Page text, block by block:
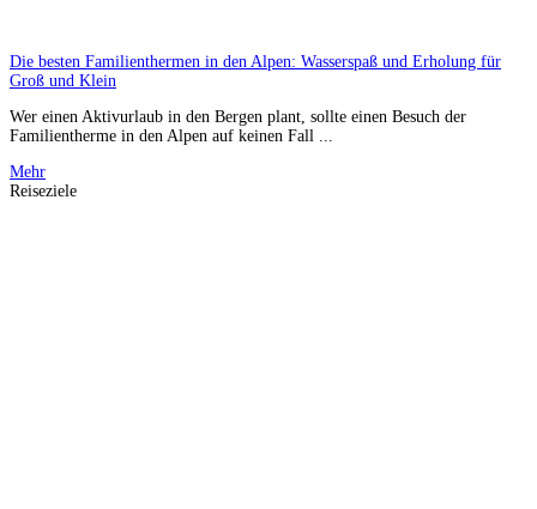
Die besten Familienthermen in den Alpen: Wasserspaß und Erholung für
Groß und Klein
Wer einen Aktivurlaub in den Bergen plant, sollte einen Besuch der
Familientherme in den Alpen auf keinen Fall ...
Mehr
Reiseziele